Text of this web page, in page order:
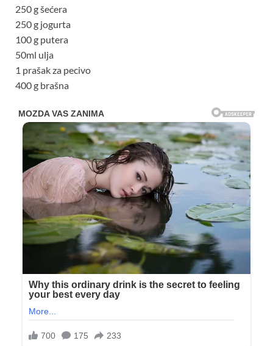
250 g šećera
250 g jogurta
100 g putera
50ml ulja
1 prašak za pecivo
400 g brašna